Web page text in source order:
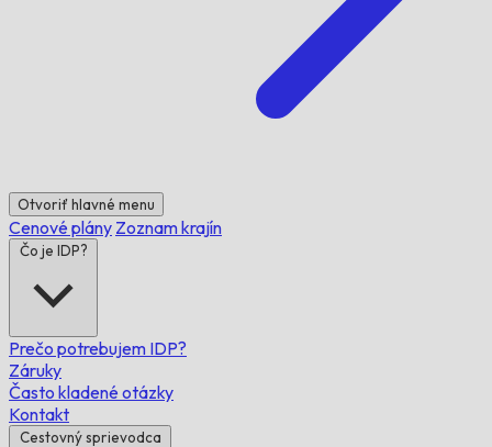
Otvoriť hlavné menu
Cenové plány Zoznam krajín
Čo je IDP?
Prečo potrebujem IDP?
Záruky
Často kladené otázky
Kontakt
Cestovný sprievodca